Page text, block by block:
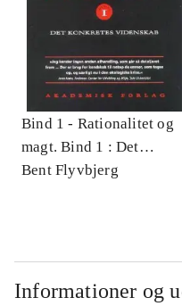
Bind 1 - Rationalitet og
magt. Bind 1 : Det
konkretes videnskab
Bent Flyvbjerg
Informationer og